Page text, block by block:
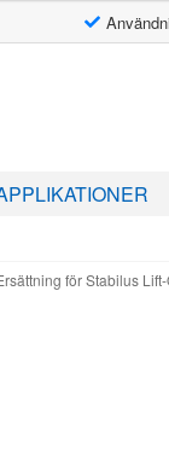
för Stabilus